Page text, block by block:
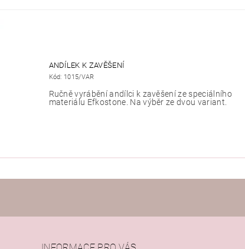
ANDÍLEK K ZAVĚŠENÍ
Kód: 1015/VAR
Ručně vyrábění andílci k zavěšení ze speciálního
materiálu Efkostone. Na výběr ze dvou variant.